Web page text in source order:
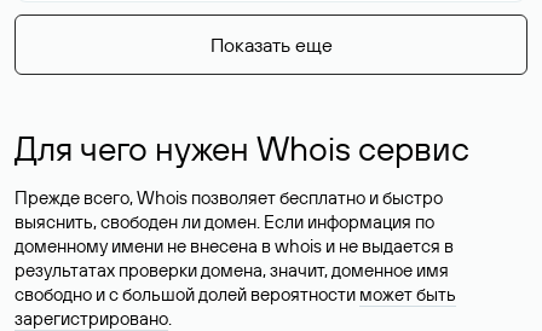
Показать еще
Для чего нужен Whois сервис
Прежде всего, Whois позволяет бесплатно и быстро
выяснить, свободен ли домен. Если информация по
доменному имени не внесена в whois и не выдается в
результатах проверки домена, значит, доменное имя
свободно и с большой долей вероятности может быть
зарегистрировано.